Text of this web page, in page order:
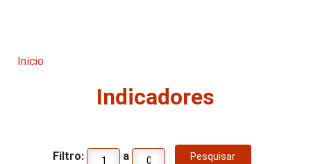
Início
Indicadores
Filtro: a